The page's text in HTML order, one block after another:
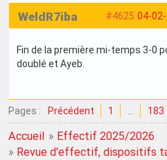
#4625 04-
WeldR7iba
Fin de la première mi-temps 3-0
doublé et Ayeb.
Pages : Précédent 1 … 183
Accueil » Effectif 2025/2026
» Revue d'effectif, dispositifs